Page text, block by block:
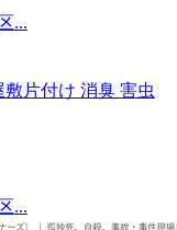
...
敷片付け 消臭 害虫
...